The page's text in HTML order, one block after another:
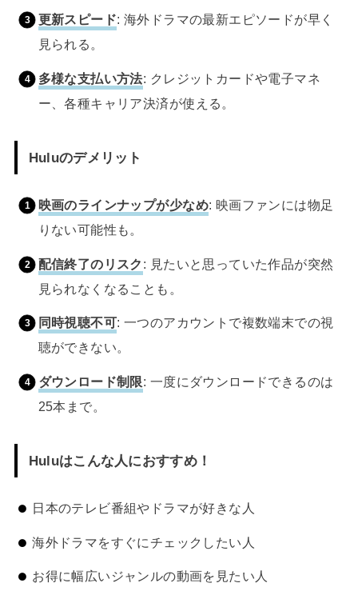
更新スピード: 海外ドラマの最新エピソードが早く
見られる。
多様な支払い方法: クレジットカードや電子マネ
ー、各種キャリア決済が使える。
Huluのデメリット
映画のラインナップが少なめ: 映画ファンには物足
りない可能性も。
配信終了のリスク : 見たいと思っていた作品が突然
見られなくなることも。
同時視聴不可: 一つのアカウントで複数端末での視
聴ができない。
ダウンロード制限: 一度にダウンロードできるのは
25本まで。
Huluはこんな人におすすめ！
日本のテレビ番組やドラマが好きな人
海外ドラマをすぐにチェックしたい人
お得に幅広いジャンルの動画を見たい人